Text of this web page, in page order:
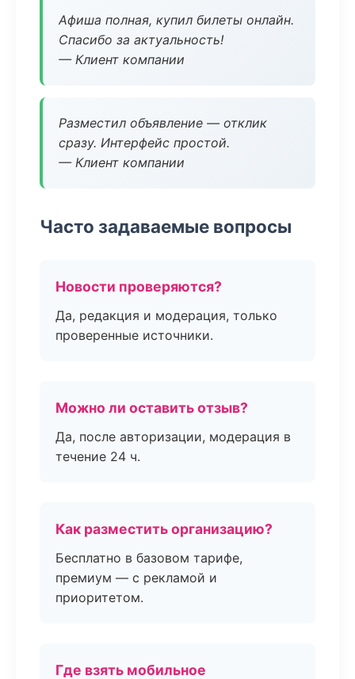
Афиша полная, купил билеты онлайн.
Спасибо за актуальность!
— Клиент компании
Разместил объявление — отклик
сразу. Интерфейс простой.
— Клиент компании
Часто задаваемые вопросы
Новости проверяются?
Да, редакция и модерация, только
проверенные источники.
Можно ли оставить отзыв?
Да, после авторизации, модерация в
течение 24 ч.
Как разместить организацию?
Бесплатно в базовом тарифе,
премиум — с рекламой и
приоритетом.
Где взять мобильное